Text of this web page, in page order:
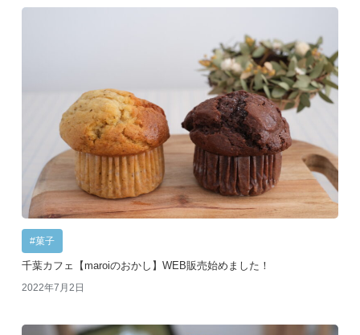
#菓子
千葉カフェ【maroiのおかし】WEB販売始めました！
2022年7月2日